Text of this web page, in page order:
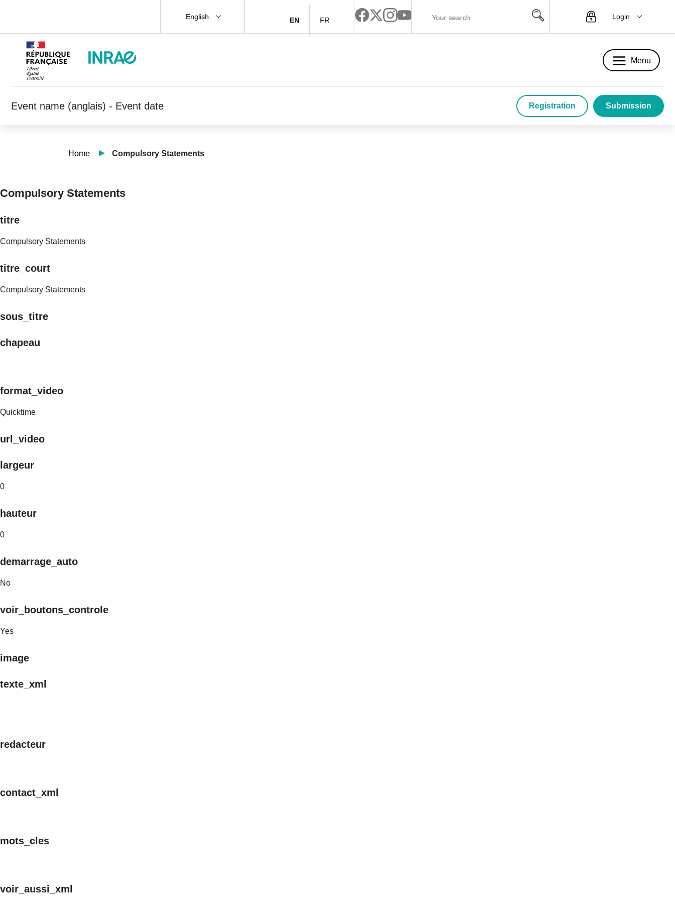
English EN FR Login
Menu
Event name (anglais) - Event date Registration Submission
Home Compulsory Statements
Compulsory Statements
titre
Compulsory Statements
titre_court
Compulsory Statements
sous_titre
chapeau
format_video
Quicktime
url_video
largeur
0
hauteur
0
demarrage_auto
No
voir_boutons_controle
Yes
image
texte_xml
redacteur
contact_xml
mots_cles
voir_aussi_xml